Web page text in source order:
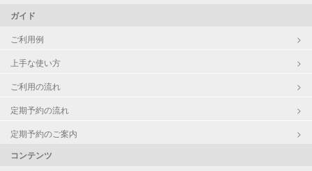
ガイド
ご利用例
上手な使い方
ご利用の流れ
定期予約の流れ
定期予約のご案内
コンテンツ